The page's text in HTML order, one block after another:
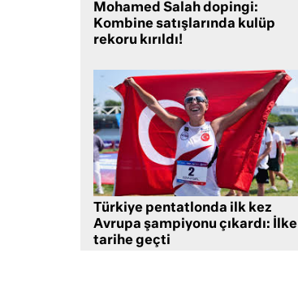
Mohamed Salah dopingi:
Kombine satışlarında kulüp
rekoru kırıldı!
Türkiye pentatlonda ilk kez
Avrupa şampiyonu çıkardı: İlke
tarihe geçti